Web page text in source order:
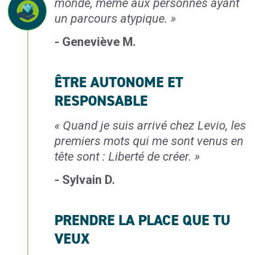
un parcours atypique. »
- Geneviève M.
ÊTRE AUTONOME ET
RESPONSABLE
« Quand je suis arrivé chez Levio, les
premiers mots qui me sont venus en
tête sont : Liberté de créer. »
- Sylvain D.
PRENDRE LA PLACE QUE TU
VEUX